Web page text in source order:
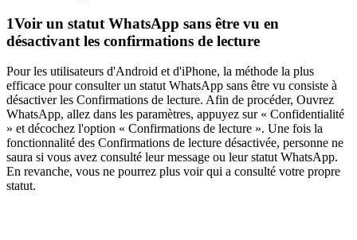
1Voir un statut WhatsApp sans être vu en
désactivant les confirmations de lecture
Pour les utilisateurs d'Android et d'iPhone, la méthode la plus
efficace pour consulter un statut WhatsApp sans être vu consiste à
désactiver les Confirmations de lecture. Afin de procéder, Ouvrez
WhatsApp, allez dans les paramètres, appuyez sur « Confidentialité
» et décochez l'option « Confirmations de lecture ». Une fois la
fonctionnalité des Confirmations de lecture désactivée, personne ne
saura si vous avez consulté leur message ou leur statut WhatsApp.
En revanche, vous ne pourrez plus voir qui a consulté votre propre
statut.